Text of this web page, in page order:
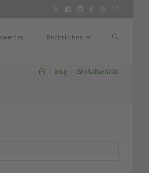
Rechtliches Website-
Suche
blog Großelternzeit